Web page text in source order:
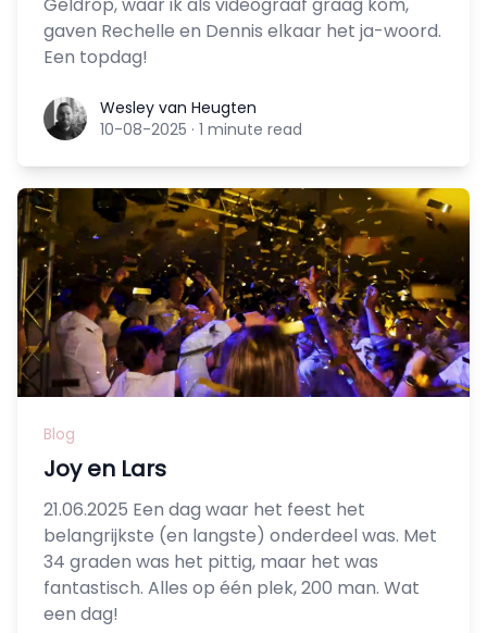
Geldrop, waar ik als videograaf graag kom,
gaven Rechelle en Dennis elkaar het ja-woord.
Een topdag!
Wesley van Heugten
Wesley van Heugten
10-08-2025 · 1 minute read
Blog
Joy en Lars
21.06.2025 Een dag waar het feest het
belangrijkste (en langste) onderdeel was. Met
34 graden was het pittig, maar het was
fantastisch. Alles op één plek, 200 man. Wat
een dag!